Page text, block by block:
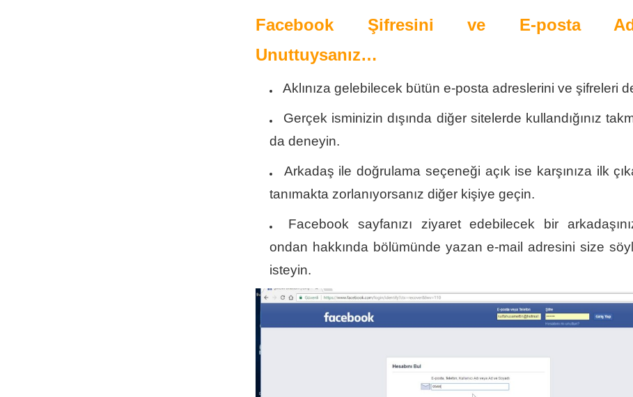
Facebook Şifresini ve E-posta
Unuttuysanız…
Aklınıza gelebilecek bütün e-posta adreslerini ve şifreleri
Gerçek isminizin dışında diğer sitelerde kullandığınız
da deneyin.
Arkadaş ile doğrulama seçeneği açık ise karşınıza ilk
tanımakta zorlanıyorsanız diğer kişiye geçin.
Facebook sayfanızı ziyaret edebilecek bir
ondan hakkında bölümünde yazan e-mail adresini size
isteyin.